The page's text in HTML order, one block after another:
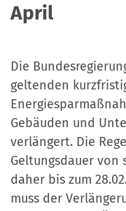
April
Die
geltenden
Gebäuden und
verlängert. Die
Geltungsdauer von
daher bis zum
muss der